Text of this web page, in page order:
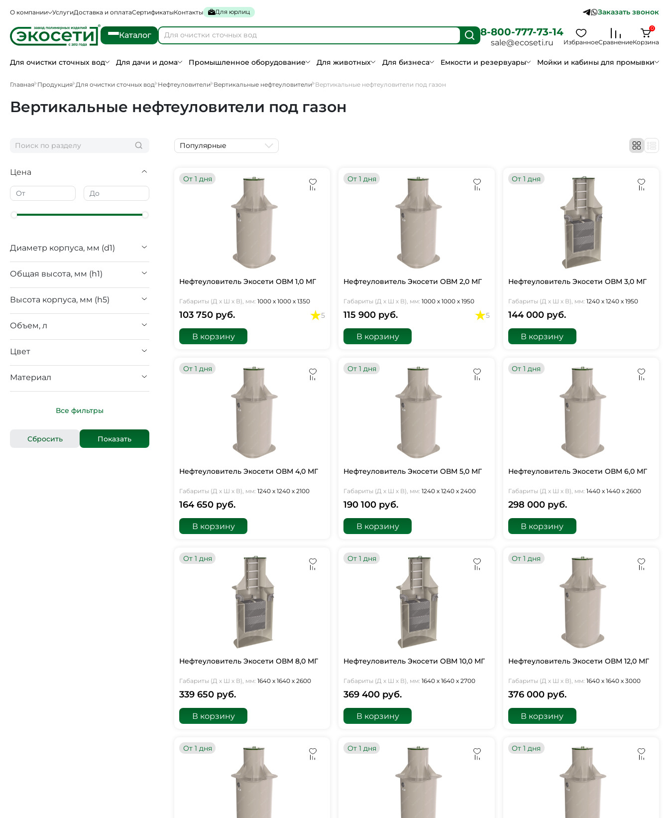
О компании УслугиДоставка и оплатаСертификатыКонтакты Для юрлиц Заказать звонок
Каталог 8-800-777-73-14
sale@ecoseti.ru ИзбранноеСравнениеКорзина
0
Для очистки сточных вод Для дачи и дома Промышленное оборудование Для животных Для бизнеса Емкости и резервуары Мойки и кабины для промывки
Главная Продукция Для очистки сточных вод Нефтеуловители Вертикальные нефтеуловители Вертикальные нефтеуловители под газон
Вертикальные нефтеуловители под газон
Цена
Диаметр корпуса, мм (d1)
Общая высота, мм (h1)
Высота корпуса, мм (h5)
Объем, л
Цвет
Материал
Все фильтры
Популярные
От 1 дня
Нефтеуловитель Экосети ОВМ 1,0 МГ
Габариты (Д х Ш х В), мм: 1000 х 1000 х 1350
103 750 руб. 5
В корзину
От 1 дня
Нефтеуловитель Экосети ОВМ 2,0 МГ
Габариты (Д х Ш х В), мм: 1000 х 1000 х 1950
115 900 руб. 5
В корзину
От 1 дня
Нефтеуловитель Экосети ОВМ 3,0 МГ
Габариты (Д х Ш х В), мм: 1240 х 1240 х 1950
144 000 руб.
В корзину
От 1 дня
Нефтеуловитель Экосети ОВМ 4,0 МГ
Габариты (Д х Ш х В), мм: 1240 х 1240 х 2100
164 650 руб.
В корзину
От 1 дня
Нефтеуловитель Экосети ОВМ 5,0 МГ
Габариты (Д х Ш х В), мм: 1240 х 1240 х 2400
190 100 руб.
В корзину
От 1 дня
Нефтеуловитель Экосети ОВМ 6,0 МГ
Габариты (Д х Ш х В), мм: 1440 х 1440 х 2600
298 000 руб.
В корзину
От 1 дня
Нефтеуловитель Экосети ОВМ 8,0 МГ
Габариты (Д х Ш х В), мм: 1640 х 1640 х 2600
339 650 руб.
В корзину
От 1 дня
Нефтеуловитель Экосети ОВМ 10,0 МГ
Габариты (Д х Ш х В), мм: 1640 х 1640 х 2700
369 400 руб.
В корзину
От 1 дня
Нефтеуловитель Экосети ОВМ 12,0 МГ
Габариты (Д х Ш х В), мм: 1640 х 1640 х 3000
376 000 руб.
В корзину
От 1 дня От 1 дня От 1 дня